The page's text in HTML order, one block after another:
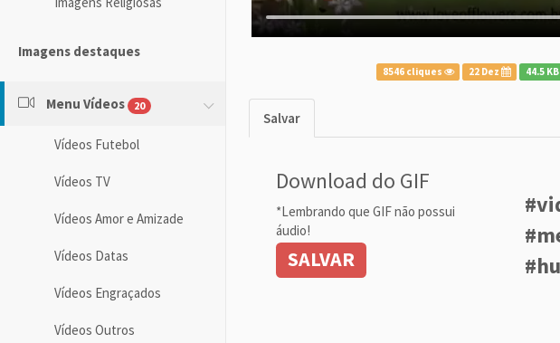
Imagens destaques
Menu Vídeos 20
Vídeos Futebol
Vídeos TV
Vídeos Amor e Amizade
Vídeos Datas
Vídeos Engraçados
Vídeos Outros
8546 cliques 22 Dez 44.5 KB
Salvar
Download do GIF
*Lembrando que GIF não possui
áudio!
SALVAR